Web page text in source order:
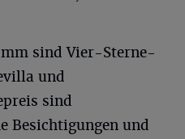
sind Vier-Sterne-
und
sind
Besichtigungen und